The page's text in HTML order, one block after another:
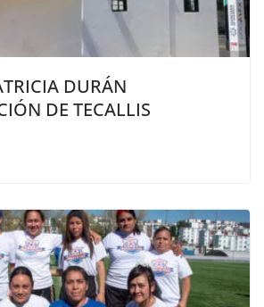
DURÁN
DE TECALLIS